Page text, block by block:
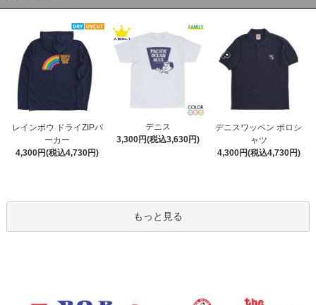
レインボウ ドライZIPパ
ーカー
4,300円(税込4,730円)
デニス
3,300円(税込3,630円)
デニスワッペン ポロシ
ャツ
4,300円(税込4,730円)
もっと見る